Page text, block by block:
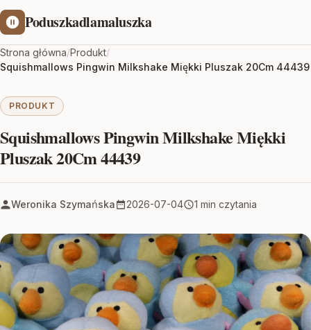
Poduszkadlamaluszka
Strona główna/Produkt/
Squishmallows Pingwin Milkshake Miękki Pluszak 20Cm 44439
PRODUKT
Squishmallows Pingwin Milkshake Miękki
Pluszak 20Cm 44439
Weronika Szymańska 2026-07-04 1 min czytania